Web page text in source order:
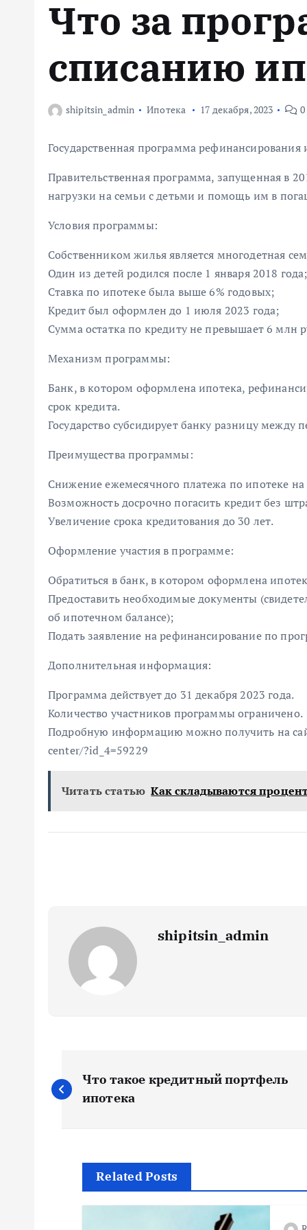
Что за
списанию
shipitsin_admin Ипотека 17 декабря, 2023
Государственная программа рефинансирования
Правительственная программа, запущенная в
нагрузки на семьи с детьми и помощь им в
Условия программы:
Собственником жилья является многодетная
Один из детей родился после 1 января 2018 года;
Ставка по ипотеке была выше 6% годовых;
Кредит был оформлен до 1 июля 2023 года;
Сумма остатка по кредиту не превышает 6 млн
Механизм программы:
Банк, в котором оформлена ипотека,
срок кредита.
Государство субсидирует банку разницу между
Преимущества программы:
Снижение ежемесячного платежа по ипотеке
Возможность досрочно погасить кредит без
Увеличение срока кредитования до 30 лет.
Оформление участия в программе:
Обратиться в банк, в котором оформлена
Предоставить необходимые документы
об ипотечном балансе);
Подать заявление на рефинансирование по
Дополнительная информация:
Программа действует до 31 декабря 2023 года.
Количество участников программы ограничено.
Подробную информацию можно получить на
center/?id_4=59229
Читать статью Как складываются
shipitsin_admin
Н
а
Что такое кредитный портфель
ипотека
Related Posts